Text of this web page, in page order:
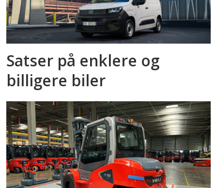
Satser på enklere og
billigere biler